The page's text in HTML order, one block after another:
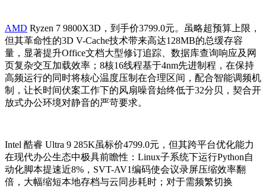
AMD Ryzen 7 9800X3D，到手价3799.0元。虽略超预算上限，
但其革命性的3D V-Cache技术带来高达128MB的总缓存容
量，显著提升Office文档大型修订追踪、数据库查询响应及网
页复杂交互加载效率；8核16线程基于4nm先进制程，在保持
高频运行的同时将核心温度压制在合理区间，配合智能调频机
制，让长时间伏案工作下的风扇噪音始终低于32分贝，契合开
放式办公环境对静音的严苛要求。
Intel 酷睿 Ultra 9 285K虽标价4799.0元，但其跨平台优化能力
在现代办公生态中极具前瞻性：Linux子系统下运行Python自
动化脚本提速近8%，SVT-AV1编码使会议录屏压缩效率翻
倍，大幅缩短本地存档与云同步耗时；对于需频繁切换